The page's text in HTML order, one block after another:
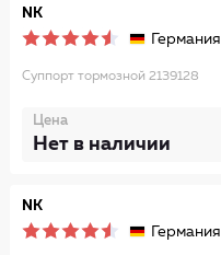
NK
Германия
Суппорт тормозной 2139128
Цена
Нет в наличии
NK
Германия